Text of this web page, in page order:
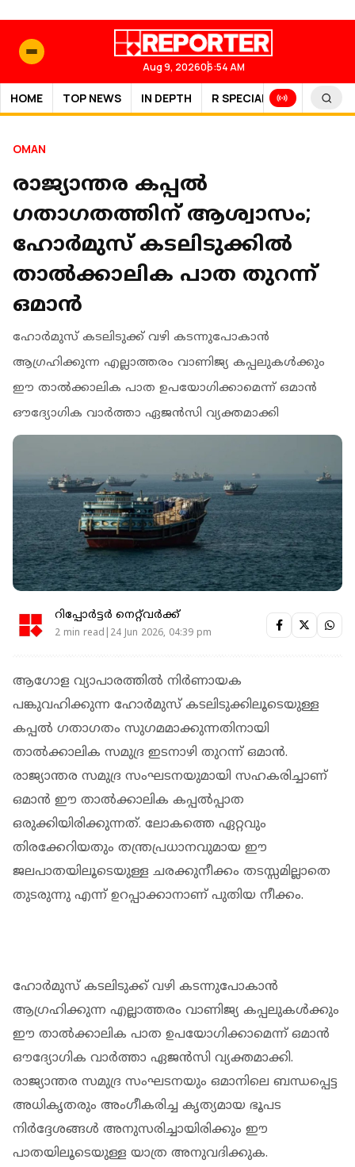
Aug 9, 202606:54 AM
HOME TOP NEWS IN DEPTH R SPECIAL SPORTS
OMAN
രാജ്യാന്തര കപ്പൽ
ഗതാഗതത്തിന് ആശ്വാസം;
ഹോർമുസ് കടലിടുക്കിൽ
താൽക്കാലിക പാത തുറന്ന്
ഒമാൻ
ഹോർമുസ് കടലിടുക്ക് വഴി കടന്നുപോകാൻ
ആഗ്രഹിക്കുന്ന എല്ലാത്തരം വാണിജ്യ കപ്പലുകൾക്കും
ഈ താൽക്കാലിക പാത ഉപയോഗിക്കാമെന്ന് ഒമാൻ
ഔദ്യോഗിക വാർത്താ ഏജൻസി വ്യക്തമാക്കി
റിപ്പോർട്ടർ നെറ്റ്‌വര്‍ക്ക്‌
2 min read|24 Jun 2026, 04:39 pm
ആഗോള വ്യാപാരത്തിൽ നിർണായക
പങ്കുവഹിക്കുന്ന ഹോർമുസ് കടലിടുക്കിലൂടെയുള്ള
കപ്പൽ ഗതാഗതം സുഗമമാക്കുന്നതിനായി
താൽക്കാലിക സമുദ്ര ഇടനാഴി തുറന്ന് ഒമാൻ.
രാജ്യാന്തര സമുദ്ര സംഘടനയുമായി സഹകരിച്ചാണ്
ഒമാൻ ഈ താൽക്കാലിക കപ്പൽപ്പാത
ഒരുക്കിയിരിക്കുന്നത്. ലോകത്തെ ഏറ്റവും
തിരക്കേറിയതും തന്ത്രപ്രധാനവുമായ ഈ
ജലപാതയിലൂടെയുള്ള ചരക്കുനീക്കം തടസ്സമില്ലാതെ
തുടരുന്നു എന്ന് ഉറപ്പാക്കാനാണ് പുതിയ നീക്കം.
ഹോർമുസ് കടലിടുക്ക് വഴി കടന്നുപോകാൻ
ആഗ്രഹിക്കുന്ന എല്ലാത്തരം വാണിജ്യ കപ്പലുകൾക്കും
ഈ താൽക്കാലിക പാത ഉപയോഗിക്കാമെന്ന് ഒമാൻ
ഔദ്യോഗിക വാർത്താ ഏജൻസി വ്യക്തമാക്കി.
രാജ്യാന്തര സമുദ്ര സംഘടനയും ഒമാനിലെ ബന്ധപ്പെട്ട
അധികൃതരും അംഗീകരിച്ച കൃത്യമായ ഭൂപട
നിർദ്ദേശങ്ങൾ അനുസരിച്ചായിരിക്കും ഈ
പാതയിലൂടെയുള്ള യാത്ര അനുവദിക്കുക.